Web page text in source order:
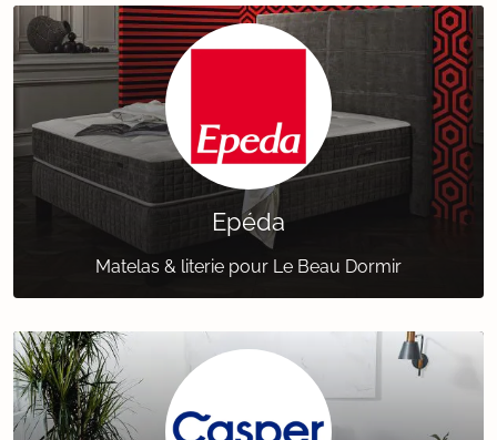
Epéda
Matelas & literie pour Le Beau Dormir